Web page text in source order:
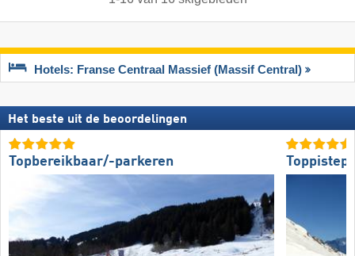
Hotels: Franse Centraal Massief (Massif Central)
Het beste uit de beoordelingen
Topbereikbaar/-parkeren